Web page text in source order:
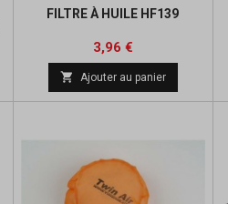
FILTRE À HUILE HF139
Prix
3,96 €Prix
base
 Ajouter au panier